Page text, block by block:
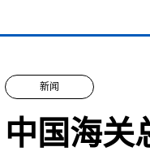
新闻
中国海关